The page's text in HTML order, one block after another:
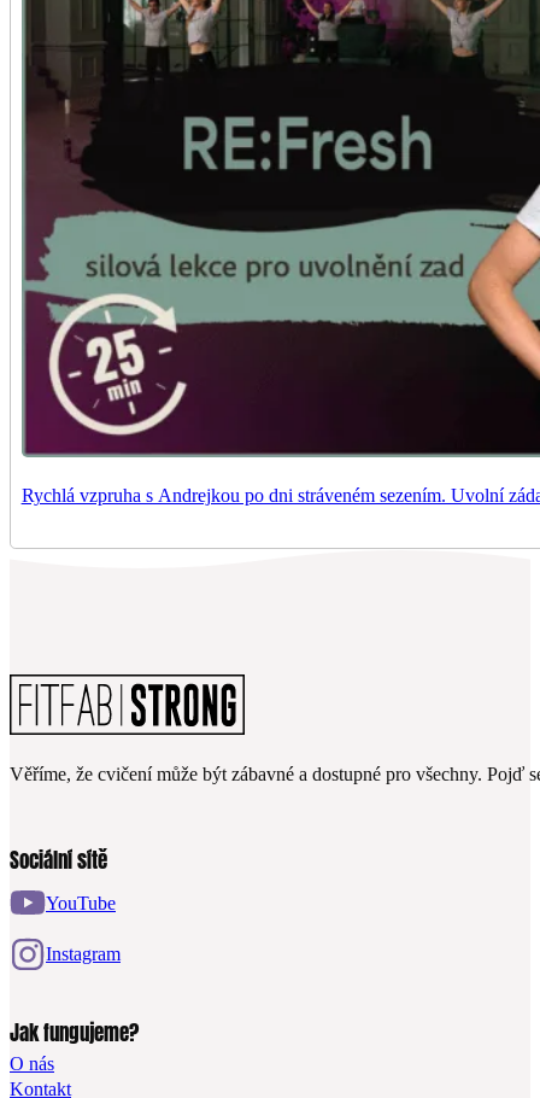
Rychlá vzpruha s Andrejkou po dni stráveném sezením. Uvolní
Věříme, že cvičení může být zábavné a dostupné pro všechny. Pojď
Sociální sítě
YouTube
Instagram
Jak fungujeme?
O nás
Kontakt